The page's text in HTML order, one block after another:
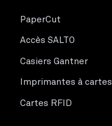
PaperCut
Accès SALTO
Casiers Gantner
Imprimantes à cartes
Cartes RFID